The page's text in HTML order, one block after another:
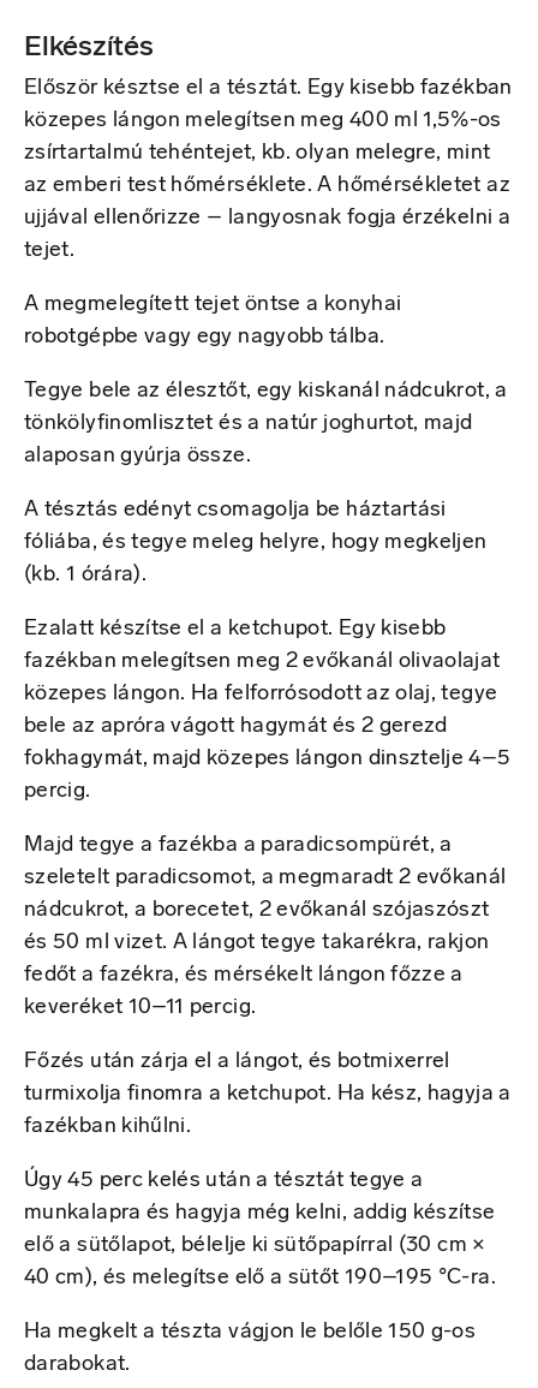
Elkészítés
Először késztse el a tésztát. Egy kisebb fazékban
közepes lángon melegítsen meg 400 ml 1,5%-os
zsírtartalmú tehéntejet, kb. olyan melegre, mint
az emberi test hőmérséklete. A hőmérsékletet az
ujjával ellenőrizze – langyosnak fogja érzékelni a
tejet.
A megmelegített tejet öntse a konyhai
robotgépbe vagy egy nagyobb tálba.
Tegye bele az élesztőt, egy kiskanál nádcukrot, a
tönkölyfinomlisztet és a natúr joghurtot, majd
alaposan gyúrja össze.
A tésztás edényt csomagolja be háztartási
fóliába, és tegye meleg helyre, hogy megkeljen
(kb. 1 órára).
Ezalatt készítse el a ketchupot. Egy kisebb
fazékban melegítsen meg 2 evőkanál olivaolajat
közepes lángon. Ha felforrósodott az olaj, tegye
bele az apróra vágott hagymát és 2 gerezd
fokhagymát, majd közepes lángon dinsztelje 4–5
percig.
Majd tegye a fazékba a paradicsompürét, a
szeletelt paradicsomot, a megmaradt 2 evőkanál
nádcukrot, a borecetet, 2 evőkanál szójaszószt
és 50 ml vizet. A lángot tegye takarékra, rakjon
fedőt a fazékra, és mérsékelt lángon főzze a
keveréket 10–11 percig.
Főzés után zárja el a lángot, és botmixerrel
turmixolja finomra a ketchupot. Ha kész, hagyja a
fazékban kihűlni.
Úgy 45 perc kelés után a tésztát tegye a
munkalapra és hagyja még kelni, addig készítse
elő a sütőlapot, bélelje ki sütőpapírral (30 cm ×
40 cm), és melegítse elő a sütőt 190–195 °C-ra.
Ha megkelt a tészta vágjon le belőle 150 g-os
darabokat.